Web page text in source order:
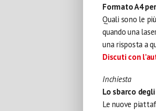
Formato A4
Quali sono le
quando una
una risposta a
Discuti con
Inchiesta
Lo sbarco
Le nuove